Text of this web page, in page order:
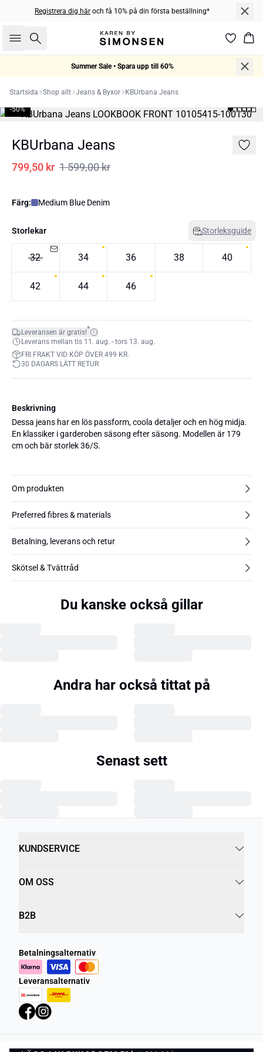
Registrera dig här och få 10% på din första beställning*
Sök
Summer Sale • Spara upp till 60%
Startsida Shop allt Jeans & Byxor KBUrbana Jeans
-50%
KBUrbana Jeans
799,50 kr 1 599,00 kr
Färg: Medium Blue Denim
Storlekar Storleksguide
32 34 36 38 40
42 44 46
Leveransen är gratis!*
Leverans mellan tis 11. aug. - tors 13. aug.
FRI FRAKT VID KÖP ÖVER 499 KR.
30 DAGARS LÄTT RETUR
Beskrivning
Dessa jeans har en lös passform, coola detaljer och en hög midja.
En klassiker i garderoben säsong efter säsong. Modellen är 179
cm och bär storlek 36/S.
Om produkten
Preferred fibres & materials
Betalning, leverans och retur
Skötsel & Tvättråd
Du kanske också gillar
Andra har också tittat på
Senast sett
KUNDSERVICE
OM OSS
B2B
Betalningsalternativ
Leveransalternativ